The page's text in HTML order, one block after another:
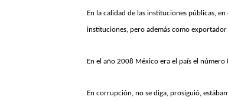
En la calidad de las instituciones públicas,
instituciones, pero además como
En el año 2008 México era el país el
En corrupción, no se diga, prosiguió,